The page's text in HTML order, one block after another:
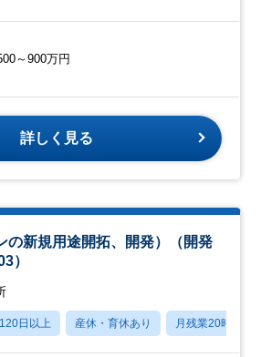
～900万円
詳しく見る
の新規用途開拓、開発）（開発
）
日以上 産休・育休あり 月残業20時間以